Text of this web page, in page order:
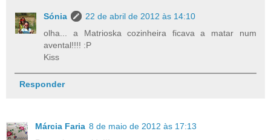
Sónia
22 de abril de 2012 às 14:10
olha... a Matrioska cozinheira ficava a matar num
avental!!!! :P
Kiss
Responder
Márcia Faria 8 de maio de 2012 às 17:13